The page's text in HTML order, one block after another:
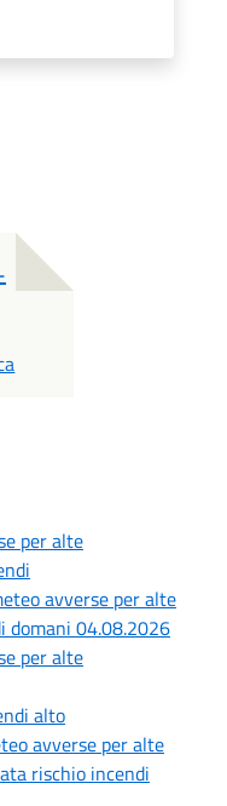
per alte
avverse per alte
domani 04.08.2026
per alte
alto
avverse per alte
rischio incendi